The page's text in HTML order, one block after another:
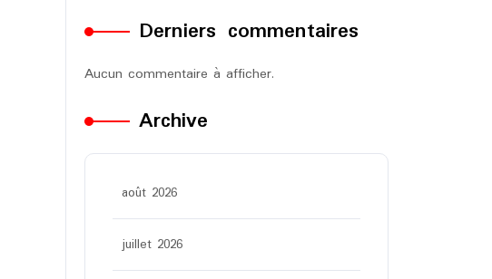
Derniers commentaires
Aucun commentaire à afficher.
Archive
août 2026
juillet 2026